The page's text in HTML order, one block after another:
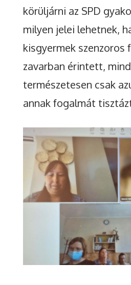
körüljárni az SPD
milyen jelei lehetnek,
kisgyermek szenzoros
zavarban érintett,
természetesen csak
annak fogalmát